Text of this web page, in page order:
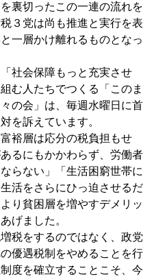
裏切ったこの一連の流れを
３党は尚も推進と実行を表
一層かけ離れるものとなっ
社会保障もっと充実させ
む人たちでつくる「このま
の会」は、毎週水曜日に首
を訴えています。
裕層は応分の税負担もせ
るにもかかわらず、労働者
らない」「生活困窮世帯に
活をさらにひっ迫させるだ
り貧困層を増やすデメリッ
げました。
税をするのではなく、政党
優遇税制をやめることを行
度を確立することこそ、今